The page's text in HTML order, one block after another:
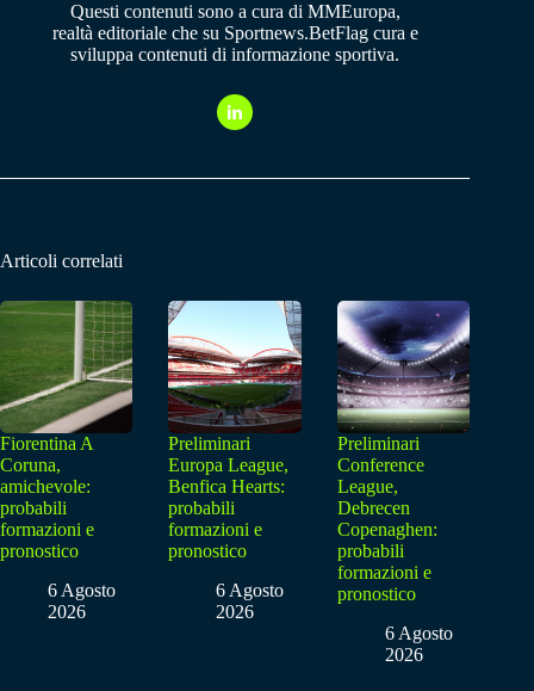
Questi contenuti sono a cura di MMEuropa,
realtà editoriale che su Sportnews.BetFlag cura e
sviluppa contenuti di informazione sportiva.
Articoli correlati
Fiorentina A
Coruna,
amichevole:
probabili
formazioni e
pronostico
6 Agosto
2026
Preliminari
Europa League,
Benfica Hearts:
probabili
formazioni e
pronostico
6 Agosto
2026
Preliminari
Conference
League,
Debrecen
Copenaghen:
probabili
formazioni e
pronostico
6 Agosto
2026